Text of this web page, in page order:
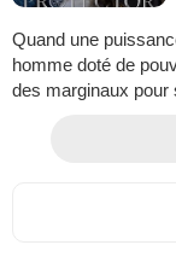
Quand une
homme doté de
des marginaux pour